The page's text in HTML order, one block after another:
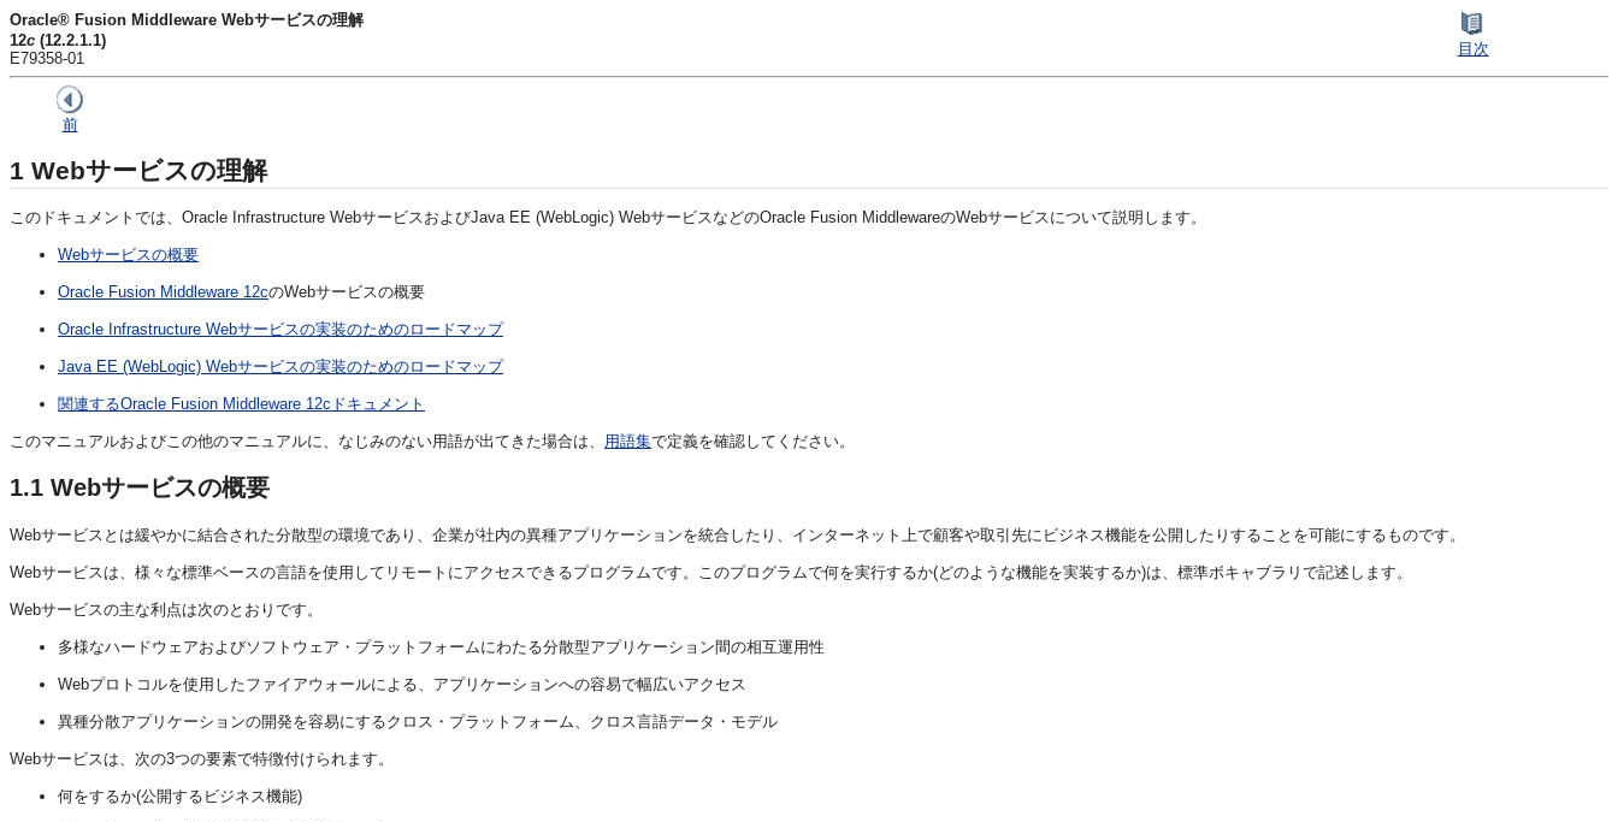
Oracle® Fusion Middleware Webサービスの理解
12c (12.2.1.1)
E79358-01
目次
前
1 Webサービスの理解
このドキュメントでは、Oracle Infrastructure WebサービスおよびJava EE (WebLogic) WebサービスなどのOracle Fusion MiddlewareのWebサービスについて説明します。
Webサービスの概要
Oracle Fusion Middleware 12cのWebサービスの概要
Oracle Infrastructure Webサービスの実装のためのロードマップ
Java EE (WebLogic) Webサービスの実装のためのロードマップ
関連するOracle Fusion Middleware 12cドキュメント
このマニュアルおよびこの他のマニュアルに、なじみのない用語が出てきた場合は、 用語集で定義を確認してください。
1.1 Webサービスの概要
Webサービスとは緩やかに結合された分散型の環境であり、企業が社内の異種アプリケーションを統合したり、インターネット上で顧客や取引先にビジネス機能を公開したりすることを可能にするものです。
Webサービスは、様々な標準ベースの言語を使用してリモートにアクセスできるプログラムです。このプログラムで何を実行するか(どのような機能を実装するか)は、標準ボキャブラリで記述します。
Webサービスの主な利点は次のとおりです。
多様なハードウェアおよびソフトウェア・プラットフォームにわたる分散型アプリケーション間の相互運用性
Webプロトコルを使用したファイアウォールによる、アプリケーションへの容易で幅広いアクセス
異種分散アプリケーションの開発を容易にするクロス・プラットフォーム、クロス言語データ・モデル
Webサービスは、次の3つの要素で特徴付けられます。
何をするか(公開するビジネス機能)